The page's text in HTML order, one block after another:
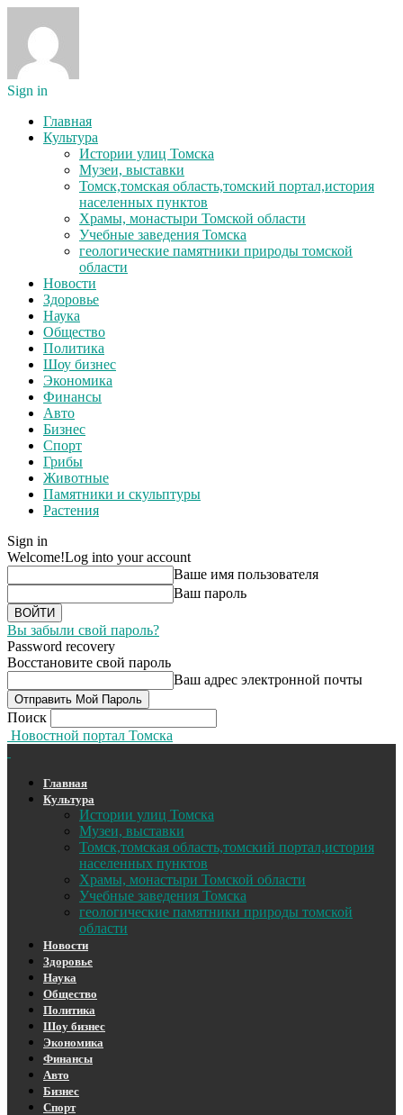
Sign in
Главная
Культура
Истории улиц Томска
Музеи, выставки
Томск,томская область,томский портал,история
населенных пунктов
Храмы, монастыри Томской области
Учебные заведения Томска
геологические памятники природы томской
области
Новости
Здоровье
Наука
Общество
Политика
Шоу бизнес
Экономика
Финансы
Авто
Бизнес
Спорт
Грибы
Животные
Памятники и скульптуры
Растения
Sign in
Welcome!Log into your account
Ваше имя пользователя
Ваш пароль
Вы забыли свой пароль?
Password recovery
Восстановите свой пароль
Ваш адрес электронной почты
Поиск
Новостной портал Томска
Главная
Культура
Истории улиц Томска
Музеи, выставки
Томск,томская область,томский портал,история
населенных пунктов
Храмы, монастыри Томской области
Учебные заведения Томска
геологические памятники природы томской
области
Новости
Здоровье
Наука
Общество
Политика
Шоу бизнес
Экономика
Финансы
Авто
Бизнес
Спорт